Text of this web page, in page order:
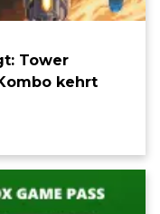
Tower
kehrt